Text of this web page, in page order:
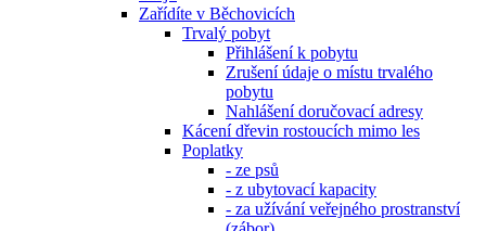
Zařídíte v Běchovicích
Trvalý pobyt
Přihlášení k pobytu
Zrušení údaje o místu trvalého
pobytu
Nahlášení doručovací adresy
Kácení dřevin rostoucích mimo les
Poplatky
- ze psů
- z ubytovací kapacity
- za užívání veřejného prostranství